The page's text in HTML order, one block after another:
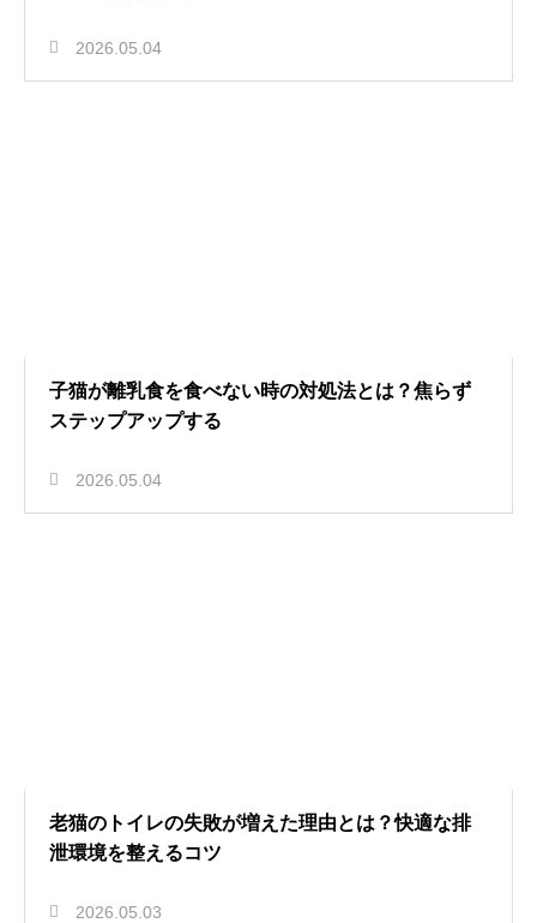
2026.05.04
子猫が離乳食を食べない時の対処法とは？焦らず
ステップアップする
2026.05.04
老猫のトイレの失敗が増えた理由とは？快適な排
泄環境を整えるコツ
2026.05.03